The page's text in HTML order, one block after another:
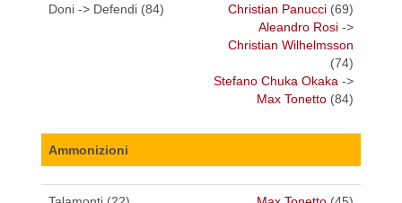
Doni -> Defendi (84)
Christian Panucci (69)
Aleandro Rosi ->
Christian Wilhelmsson
(74)
Stefano Chuka Okaka ->
Max Tonetto (84)
Ammonizioni